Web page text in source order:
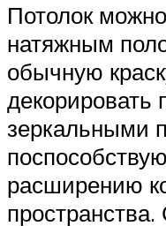
Потолок
натяжным
обычную
декорировать
зеркальными
расширению